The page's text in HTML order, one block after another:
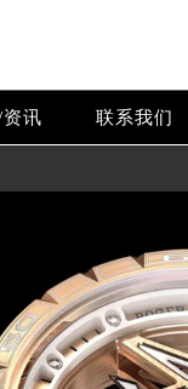
讯 联系我们